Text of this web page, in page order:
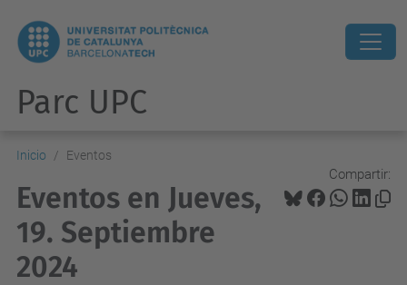
Parc UPC
Inicio Eventos
Compartir:
Eventos en Jueves,
19. Septiembre
2024